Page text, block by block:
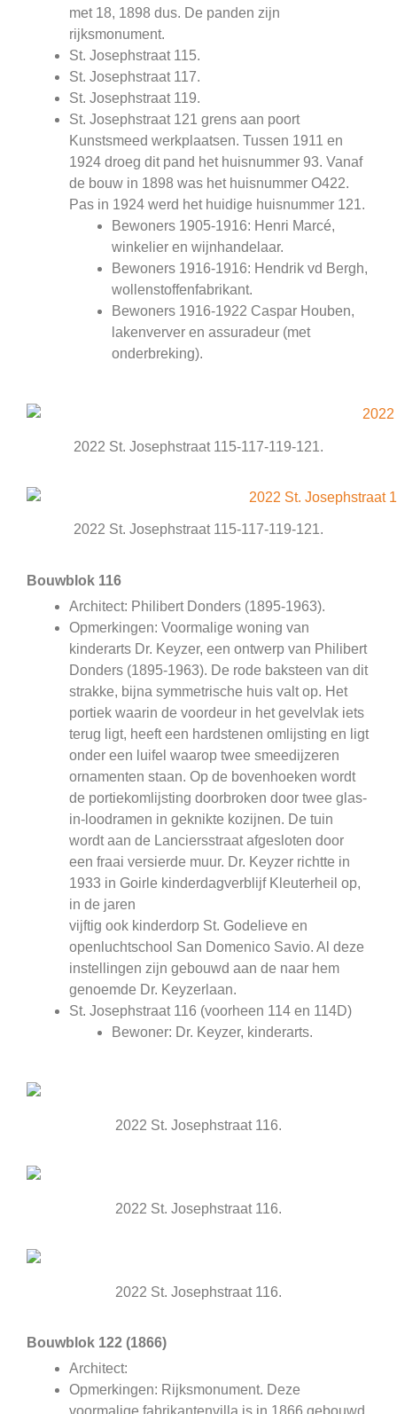
met 18, 1898 dus. De panden zijn
rijksmonument.
St. Josephstraat 115.
St. Josephstraat 117.
St. Josephstraat 119.
St. Josephstraat 121 grens aan poort
Kunstsmeed werkplaatsen. Tussen 1911 en
1924 droeg dit pand het huisnummer 93. Vanaf
de bouw in 1898 was het huisnummer O422.
Pas in 1924 werd het huidige huisnummer 121.
Bewoners 1905-1916: Henri Marcé,
winkelier en wijnhandelaar.
Bewoners 1916-1916: Hendrik vd Bergh,
wollenstoffenfabrikant.
Bewoners 1916-1922 Caspar Houben,
lakenverver en assuradeur (met
onderbreking).
2022 St. Josephstraat 115-117-119-121.
2022 St. Josephstraat 115-117-119-121.
Bouwblok 116
Architect: Philibert Donders (1895-1963).
Opmerkingen: Voormalige woning van
kinderarts Dr. Keyzer, een ontwerp van Philibert
Donders (1895-1963). De rode baksteen van dit
strakke, bijna symmetrische huis valt op. Het
portiek waarin de voordeur in het gevelvlak iets
terug ligt, heeft een hardstenen omlijsting en ligt
onder een luifel waarop twee smeedijzeren
ornamenten staan. Op de bovenhoeken wordt
de portiekomlijsting doorbroken door twee glas-
in-loodramen in geknikte kozijnen. De tuin
wordt aan de Lanciersstraat afgesloten door
een fraai versierde muur. Dr. Keyzer richtte in
1933 in Goirle kinderdagverblijf Kleuterheil op,
in de jaren
vijftig ook kinderdorp St. Godelieve en
openluchtschool San Domenico Savio. Al deze
instellingen zijn gebouwd aan de naar hem
genoemde Dr. Keyzerlaan.
St. Josephstraat 116 (voorheen 114 en 114D)
Bewoner: Dr. Keyzer, kinderarts.
2022 St. Josephstraat 116.
2022 St. Josephstraat 116.
2022 St. Josephstraat 116.
Bouwblok 122 (1866)
Architect:
Opmerkingen: Rijksmonument. Deze
voormalige fabrikantenvilla is in 1866 gebouwd